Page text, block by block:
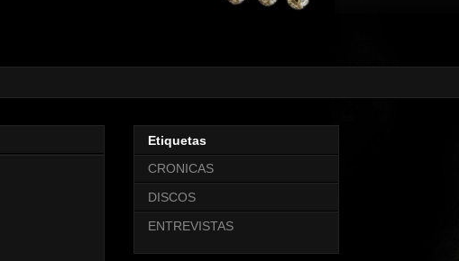
Etiquetas
CRONICAS
DISCOS
ENTREVISTAS